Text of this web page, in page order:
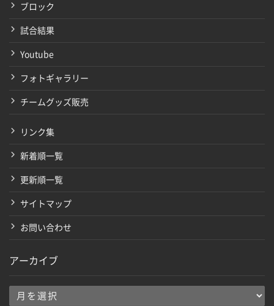
ブロック
試合結果
Youtube
フォトギャラリー
チームグッズ販売
リンク集
新着順一覧
更新順一覧
サイトマップ
お問い合わせ
アーカイブ
ア